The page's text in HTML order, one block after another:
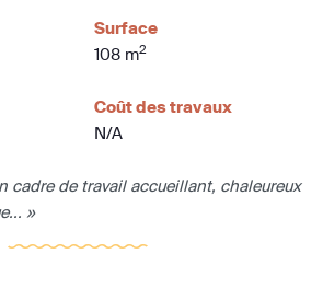
Surface
108 m2
Coût des travaux
N/A
cadre de travail accueillant, chaleureux
»